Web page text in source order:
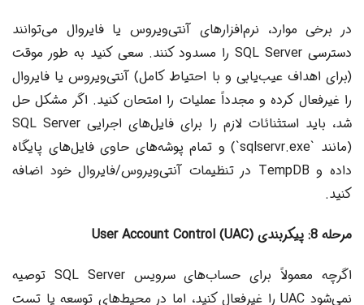
در برخی موارد، نرم‌افزارهای آنتی‌ویروس یا فایروال می‌توانند
دسترسی SQL Server را مسدود کنند. سعی کنید به طور موقت
(برای اهداف عیب‌یابی و با احتیاط کامل) آنتی‌ویروس یا فایروال
را غیرفعال کرده و مجدداً عملیات را امتحان کنید. اگر مشکل حل
شد، باید استثنائات لازم را برای فایل‌های اجرایی SQL Server
(مانند `sqlservr.exe`) و تمام پوشه‌های حاوی فایل‌های پایگاه
داده و TempDB در تنظیمات آنتی‌ویروس/فایروال خود اضافه
کنید.
مرحله 8: پیکربندی User Account Control (UAC)
اگرچه معمولاً برای حساب‌های سرویس SQL Server توصیه
نمی‌شود UAC را غیرفعال کنید، اما در محیط‌های توسعه یا تست